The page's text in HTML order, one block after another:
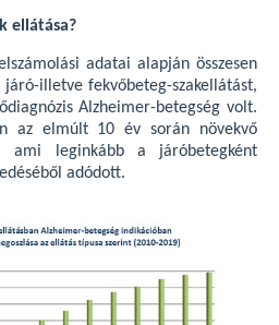
ellátása?
adatai alapján összesen
illetve fekvőbeteg-szakellátást,
Alzheimer-betegség volt.
az elmúlt 10 év során növekvő
ami leginkább a járóbetegként
adódott.